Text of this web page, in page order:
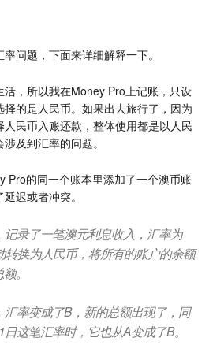
问题，下面来详细解释一下。
活，所以我在Money Pro上记账，只设
的是人民币。如果出去旅行了，因为
民币入账还款，整体使用都是以人民
及到汇率的问题。
Pro的同一个账本里添加了一个澳币账
迟或者冲突。
记录了一笔澳元利息收入，汇率为
转换为人民币，将所有的账户的余额
。
汇率变成了B，新的总额出现了，同
这笔汇率时，它也从A变成了B。